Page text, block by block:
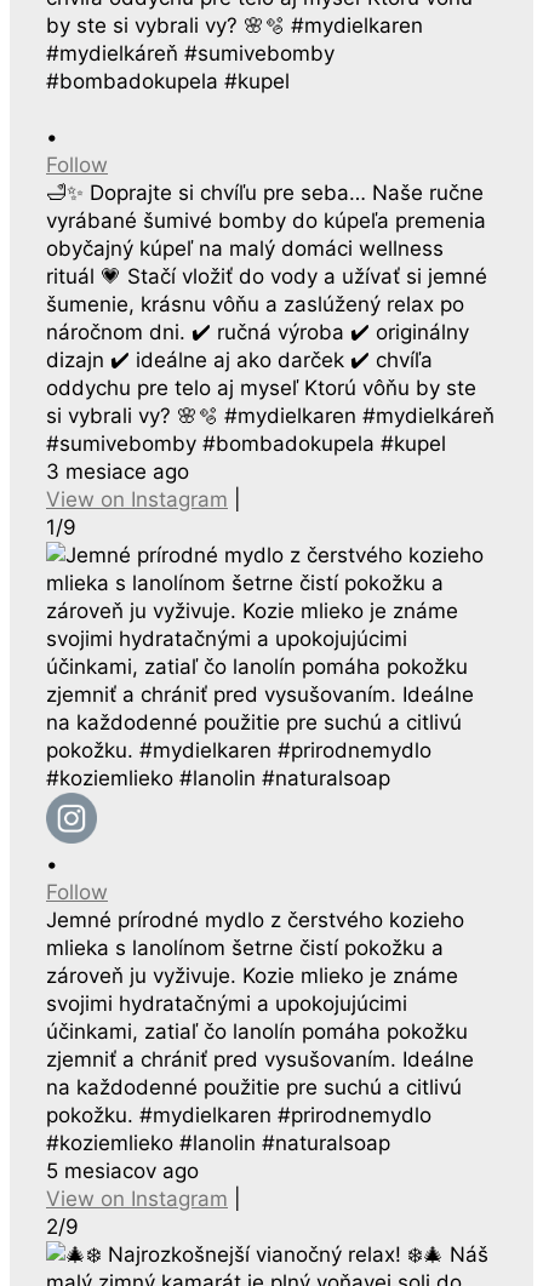
•
Follow
🛁✨ Doprajte si chvíľu pre seba… Naše ručne
vyrábané šumivé bomby do kúpeľa premenia
obyčajný kúpeľ na malý domáci wellness
rituál 💗 Stačí vložiť do vody a užívať si jemné
šumenie, krásnu vôňu a zaslúžený relax po
náročnom dni. ✔️ ručná výroba ✔️ originálny
dizajn ✔️ ideálne aj ako darček ✔️ chvíľa
oddychu pre telo aj myseľ Ktorú vôňu by ste
si vybrali vy? 🌸🫧 #mydielkaren #mydielkáreň
#sumivebomby #bombadokupela #kupel
3 mesiace ago
View on Instagram
1/9
•
Follow
Jemné prírodné mydlo z čerstvého kozieho
mlieka s lanolínom šetrne čistí pokožku a
zároveň ju vyživuje. Kozie mlieko je známe
svojimi hydratačnými a upokojujúcimi
účinkami, zatiaľ čo lanolín pomáha pokožku
zjemniť a chrániť pred vysušovaním. Ideálne
na každodenné použitie pre suchú a citlivú
pokožku. #mydielkaren #prirodnemydlo
#koziemlieko #lanolin #naturalsoap
5 mesiacov ago
View on Instagram
2/9